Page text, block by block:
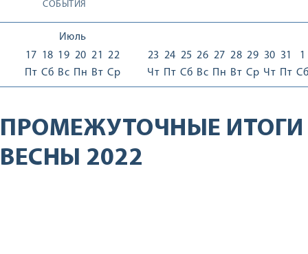
СОБЫТИЯ
Июль
17
Пт
18
Сб
19
Вс
20
Пн
21
Вт
22
Ср
23
Чт
24
Пт
25
Сб
26
Вс
27
Пн
28
Вт
29
Ср
30
Чт
31
Пт
1
Сб
ПРОМЕЖУТОЧНЫЕ ИТОГИ
ВЕСНЫ 2022